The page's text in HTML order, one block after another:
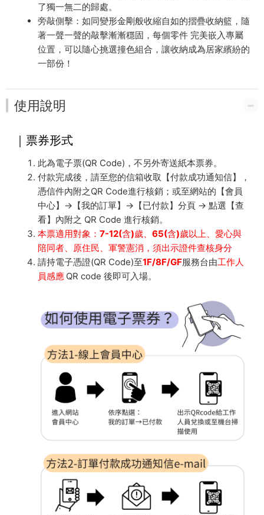
了獨一無二的歸處。
旁敲側擊：如同變形金剛般收縮自如的摺疊收納籃，隨
著一聲一聲的敲擊漸漸穩固，每個零件 完美嵌入專屬
位置，可以隨心挑選撞色組合，讓收納成為居家繽紛的
一部份！
使用說明
｜票券形式
此為電子票(QR Code)，不另外寄送紙本票券。
付款完成後，請至您的信箱收取【付款成功通知信】，
憑信件內附之QR Code進行核銷；或至網站的【會員
中心】→【我的訂單】→【已付款】分頁 → 點選【查
看】內附之 QR Code 進行核銷。
本票適用對象：7-12(含)歲、65(含)歲以上、愛心與
陪同者、原住民、軍警憲消，須出示證件查核身分
請持電子憑證(QR Code)至1F/8F/GF服務台由工作人
員感應 QR code 後即可入場。